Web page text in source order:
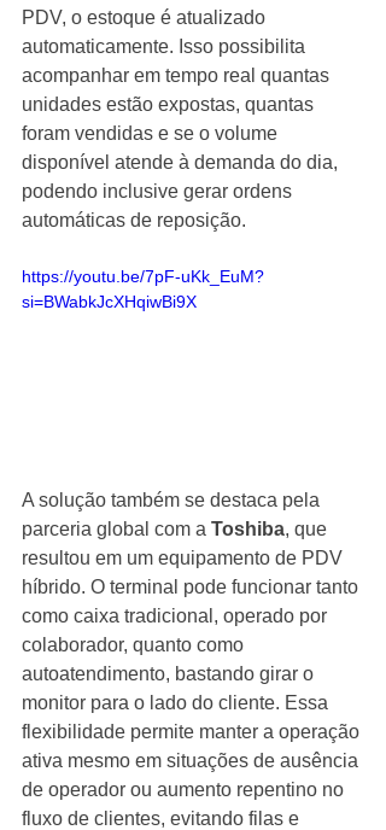
PDV, o estoque é atualizado
automaticamente. Isso possibilita
acompanhar em tempo real quantas
unidades estão expostas, quantas
foram vendidas e se o volume
disponível atende à demanda do dia,
podendo inclusive gerar ordens
automáticas de reposição.
https://youtu.be/7pF-uKk_EuM?
si=BWabkJcXHqiwBi9X
A solução também se destaca pela
parceria global com a Toshiba, que
resultou em um equipamento de PDV
híbrido. O terminal pode funcionar tanto
como caixa tradicional, operado por
colaborador, quanto como
autoatendimento, bastando girar o
monitor para o lado do cliente. Essa
flexibilidade permite manter a operação
ativa mesmo em situações de ausência
de operador ou aumento repentino no
fluxo de clientes, evitando filas e